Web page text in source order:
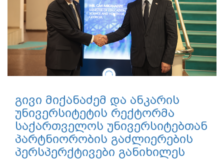
გივი მიქანაძემ და ანკარის
უნივერსიტეტის რექტორმა
საქართველოს უნივერსიტებთან
პარტნიორობის გაძლიერების
პერსპერქტივები განიხილეს